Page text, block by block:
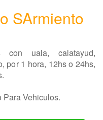
SArmiento
con uala, calatayud,
por 1 hora, 12hs o 24hs,
Para Vehiculos.